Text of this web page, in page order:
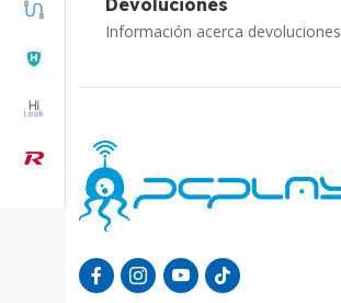
Información acerca devoluciones